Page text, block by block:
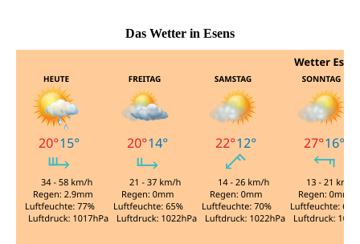
Das Wetter in Esens